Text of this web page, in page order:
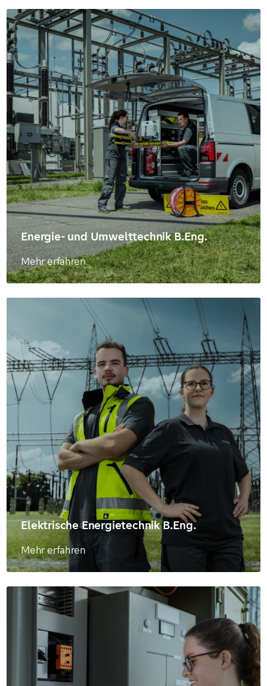
Energie- und Umwelttechnik B.Eng.
Mehr erfahren
Elektrische Energietechnik B.Eng.
Mehr erfahren